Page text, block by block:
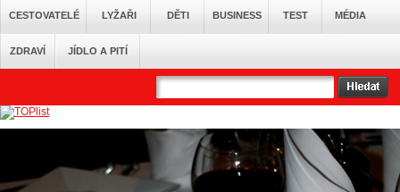
CESTOVATELÉ LYŽAŘI DĚTI BUSINESS TEST MÉDIA
ZDRAVÍ JÍDLO A PITÍ